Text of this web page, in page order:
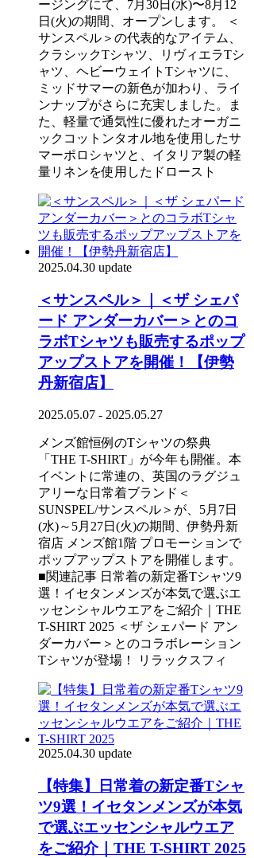
ージングにて、7月30日(水)〜8月12
日(火)の期間、オープンします。 ＜
サンスペル＞の代表的なアイテム、
クラシックTシャツ、リヴィエラTシ
ャツ、ヘビーウェイトTシャツに、
ミッドサマーの新色が加わり、ライ
ンナップがさらに充実しました。ま
た、軽量で通気性に優れたオーガニ
ックコットンタオル地を使用したサ
マーポロシャツと、イタリア製の軽
量リネンを使用したドロースト
2025.04.30 update
＜サンスペル＞｜＜ザ シェパ
ード アンダーカバー＞とのコ
ラボTシャツも販売するポップ
アップストアを開催！【伊勢
丹新宿店】
2025.05.07 - 2025.05.27
メンズ館恒例のTシャツの祭典
「THE T-SHIRT」が今年も開催。本
イベントに常連の、英国のラグジュ
アリーな日常着ブランド＜
SUNSPEL/サンスペル＞が、5月7日
(水)～5月27日(火)の期間、伊勢丹新
宿店 メンズ館1階 プロモーションで
ポップアップストアを開催します。
■関連記事 日常着の新定番Tシャツ9
選！イセタンメンズが本気で選ぶエ
ッセンシャルウエアをご紹介｜THE
T-SHIRT 2025 ＜ザ シェパード アン
ダーカバー＞とのコラボレーション
Tシャツが登場！ リラックスフィ
2025.04.30 update
【特集】日常着の新定番Tシャ
ツ9選！イセタンメンズが本気
で選ぶエッセンシャルウエア
をご紹介｜THE T-SHIRT 2025